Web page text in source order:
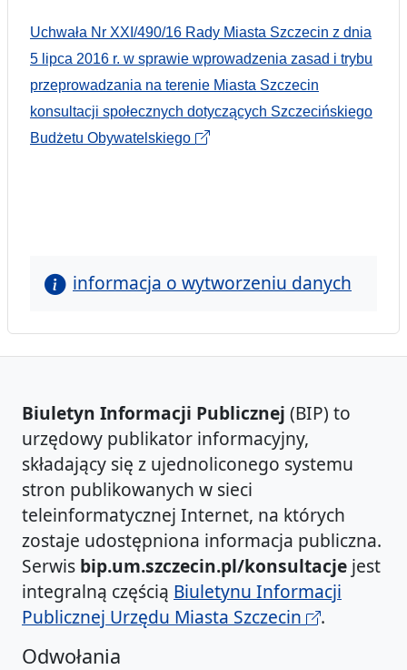
Uchwała Nr XXI/490/16 Rady Miasta Szczecin z dnia
5 lipca 2016 r. w sprawie wprowadzenia zasad i trybu
przeprowadzania na terenie Miasta Szczecin
konsultacji społecznych dotyczących Szczecińskiego
Budżetu Obywatelskiego
informacja o wytworzeniu danych
Biuletyn Informacji Publicznej (BIP) to
urzędowy publikator informacyjny,
składający się z ujednoliconego systemu
stron publikowanych w sieci
teleinformatycznej Internet, na których
zostaje udostępniona informacja publiczna.
Serwis bip.um.szczecin.pl/konsultacje jest
integralną częścią Biuletynu Informacji
Publicznej Urzędu Miasta Szczecin
.
Odwołania